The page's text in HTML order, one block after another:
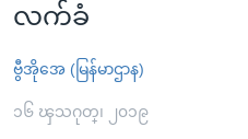
များ
ပင်မ
အကြောင်းအရာ
နိုင်ငံတကာ
အစ္စရေး-ပါလက်စတိုင်း
ဗွီဒီယို
အင်္ဂလိပ်စာလေ့လာမယ်
လက်ခံ
ဗွီအိုအေ (မြန်မာဌာန)
၁၆ ၾသဂုတ္၊ ၂၀၁၉